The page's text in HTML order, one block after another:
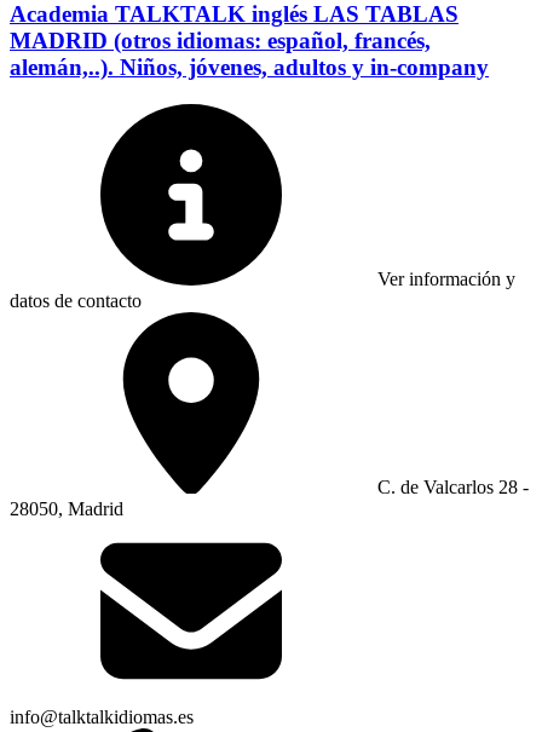
Academia TALKTALK inglés LAS TABLAS
MADRID (otros idiomas: español, francés,
alemán,..). Niños, jóvenes, adultos y in-company
Ver información y
datos de contacto
C. de Valcarlos 28 -
28050, Madrid
info@talktalkidiomas.es